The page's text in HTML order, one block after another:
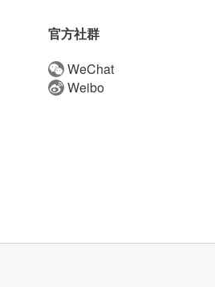
官方社群
WeChat
Weibo